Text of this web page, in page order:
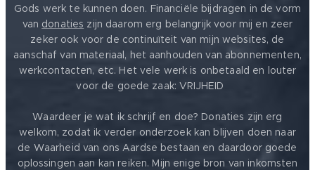
Gods werk te kunnen doen. Financiële bijdragen in de vorm
van donaties zijn daarom erg belangrijk voor mij en zeer
zeker ook voor de continuïteit van mijn websites, de
aanschaf van materiaal, het aanhouden van abonnementen,
werkcontacten, etc. Het vele werk is onbetaald en louter
voor de goede zaak: VRIJHEID ❤️
Waardeer je wat ik schrijf en doe? Donaties zijn erg
welkom, zodat ik verder onderzoek kan blijven doen naar
de Waarheid van ons Aardse bestaan en daardoor goede
oplossingen aan kan reiken. Mijn enige bron van inkomsten